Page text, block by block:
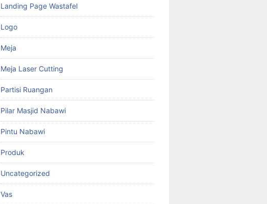
Landing Page Wastafel
Logo
Meja
Meja Laser Cutting
Partisi Ruangan
Pilar Masjid Nabawi
Pintu Nabawi
Produk
Uncategorized
Vas